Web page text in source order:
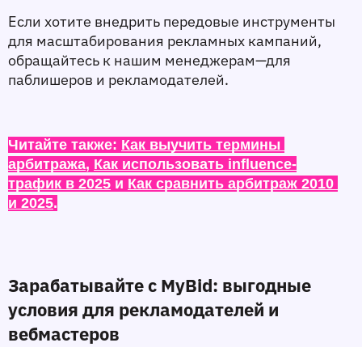
Если хотите внедрить передовые инструменты
для масштабирования рекламных кампаний,
обращайтесь к нашим менеджерам—для
паблишеров и рекламодателей.
Читайте также: Как выучить термины
арбитража, Как использовать influence-
трафик в 2025 и Как сравнить арбитраж 2010
и 2025.
Зарабатывайте с MyBid: выгодные
условия для рекламодателей и
вебмастеров